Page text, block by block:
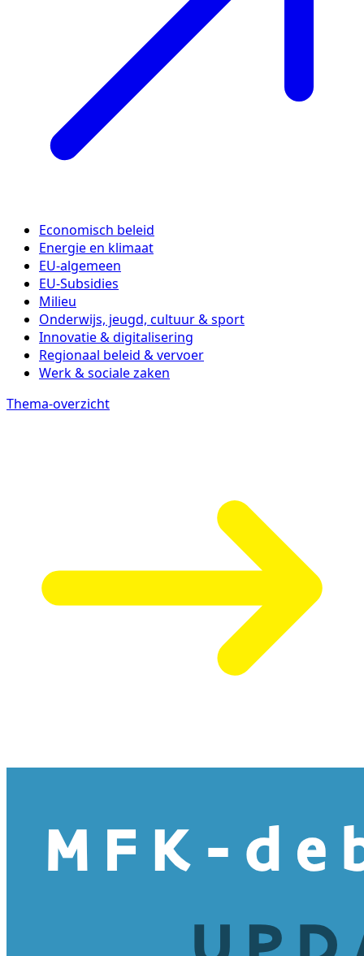
Economisch beleid
Energie en klimaat
EU-algemeen
EU-Subsidies
Milieu
Onderwijs, jeugd, cultuur & sport
Innovatie & digitalisering
Regionaal beleid & vervoer
Werk & sociale zaken
Thema-overzicht